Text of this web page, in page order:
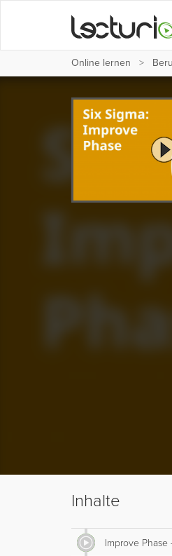
Online lernen
Inhalte
Improve